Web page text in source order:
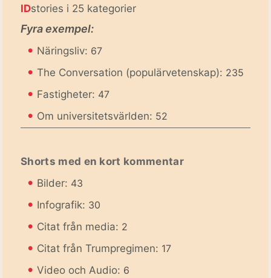
IDstories i 25 kategorier
Fyra exempel:
• Näringsliv: 67
• The Conversation (populärvetenskap): 235
• Fastigheter: 47
• Om universitetsvärlden: 52
Shorts med en kort kommentar
• Bilder: 43
• Infografik: 30
• Citat från media: 2
• Citat från Trumpregimen: 17
• Video och Audio: 6